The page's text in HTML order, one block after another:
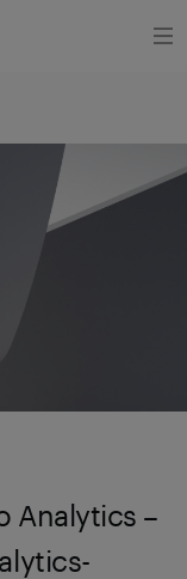
Analytics –